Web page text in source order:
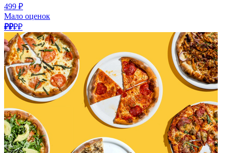
499 ₽
Мало оценок
₽₽₽₽